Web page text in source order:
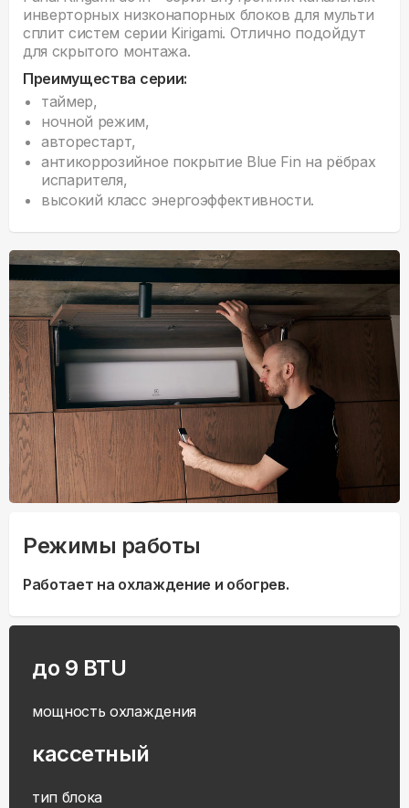
инверторных низконапорных блоков для мульти
сплит систем серии Kirigami. Отлично подойдут
для скрытого монтажа.
Преимущества серии:
таймер,
ночной режим,
авторестарт,
антикоррозийное покрытие Blue Fin на рёбрах
испарителя,
высокий класс энергоэффективности.
Режимы работы
Работает на охлаждение и обогрев.
до 9 BTU
мощность охлаждения
кассетный
тип блока